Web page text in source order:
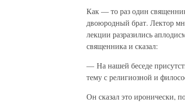
Как — то раз один
двоюродный брат. Лектор
лекции разразились
священника и сказал:
— На нашей беседе
тему с религиозной и
Он сказал это иронически,